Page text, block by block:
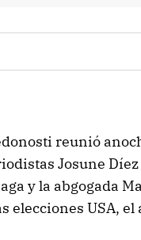
reunió
Josune
y la abgogada
elecciones USA,